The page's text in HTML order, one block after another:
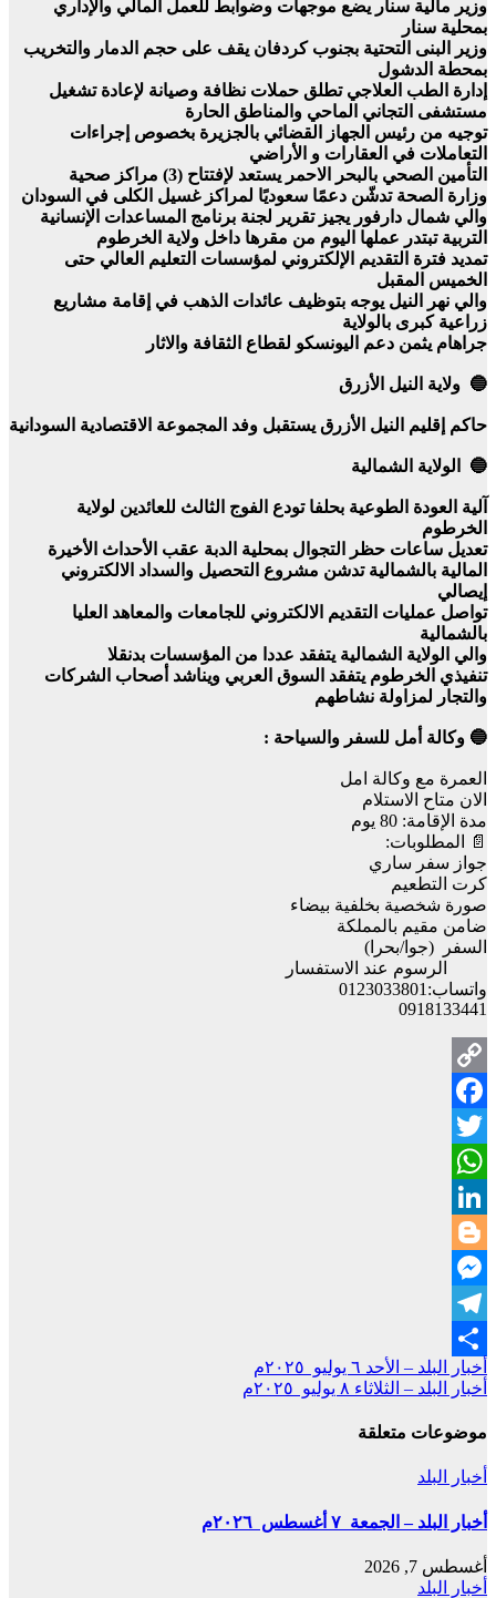
وزير مالية سنار يضع موجهات وضوابط للعمل المالي والإداري
بمحلية سنار
وزير البنى التحتية بجنوب كردفان يقف على حجم الدمار والتخريب
بمحطة الدشول
إدارة الطب العلاجي تطلق حملات نظافة وصيانة لإعادة تشغيل
مستشفى التجاني الماحي والمناطق الحارة
توجيه من رئيس الجهاز القضائي بالجزيرة بخصوص إجراءات
التعاملات في العقارات و الأراضي
التأمين الصحي بالبحر الاحمر يستعد لإفتتاح (3) مراكز صحية
وزارة الصحة تدشّن دعمًا سعوديًا لمراكز غسيل الكلى في السودان
والي شمال دارفور يجيز تقرير لجنة برنامج المساعدات الإنسانية
التربية تبتدر عملها اليوم من مقرها داخل ولاية الخرطوم
تمديد فترة التقديم الإلكتروني لمؤسسات التعليم العالي حتى
الخميس المقبل
والي نهر النيل يوجه بتوظيف عائدات الذهب في إقامة مشاريع
زراعية كبرى بالولاية
جراهام يثمن دعم اليونسكو لقطاع الثقافة والاثار
🔵 ولاية النيل الأزرق
حاكم إقليم النيل الأزرق يستقبل وفد المجموعة الاقتصادية السودانية
🔵 الولاية الشمالية
آلية العودة الطوعية بحلفا تودع الفوج الثالث للعائدين لولاية
الخرطوم
تعديل ساعات حظر التجوال بمحلية الدبة عقب الأحداث الأخيرة
المالية بالشمالية تدشن مشروع التحصيل والسداد الالكتروني
إيصالي
تواصل عمليات التقديم الالكتروني للجامعات والمعاهد العليا
بالشمالية
والي الولاية الشمالية يتفقد عددا من المؤسسات بدنقلا
تنفيذي الخرطوم يتفقد السوق العربي ويناشد أصحاب الشركات
والتجار لمزاولة نشاطهم
🔵 وكالة أمل للسفر والسياحة :
العمرة مع وكالة امل
الان متاح الاستلام
مدة الإقامة: 80 يوم
📄 المطلوبات:
جواز سفر ساري
كرت التطعيم
صورة شخصية بخلفية بيضاء
ضامن مقيم بالمملكة
السفر (جوا/بحرا)
الرسوم عند الاستفسار
واتساب:0123033801
0918133441
Copy
Link
Facebook
Twitter
WhatsApp
LinkedIn
Blogger
Messenger
Telegram
Share
تصفّح
المقالات
أخبار البلد – الأحد ٦ يوليو ٢٠٢٥م
أخبار البلد – الثلاثاء ٨ يوليو ٢٠٢٥م
موضوعات متعلقة
أخبار البلد
أخبار البلد – الجمعة ٧ أغسطس ٢٠٢٦م
أغسطس 7, 2026
أخبار البلد